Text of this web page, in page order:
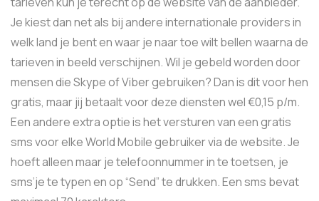
Je kiest dan net als bij andere internationale providers in
welk land je bent en waar je naar toe wilt bellen waarna de
tarieven in beeld verschijnen. Wil je gebeld worden door
mensen die Skype of Viber gebruiken? Dan is dit voor hen
gratis, maar jij betaalt voor deze diensten wel €0,15 p/m.
Een andere extra optie is het versturen van een gratis
sms voor elke World Mobile gebruiker via de website. Je
hoeft alleen maar je telefoonnummer in te toetsen, je
sms’je te typen en op “Send” te drukken. Een sms bevat